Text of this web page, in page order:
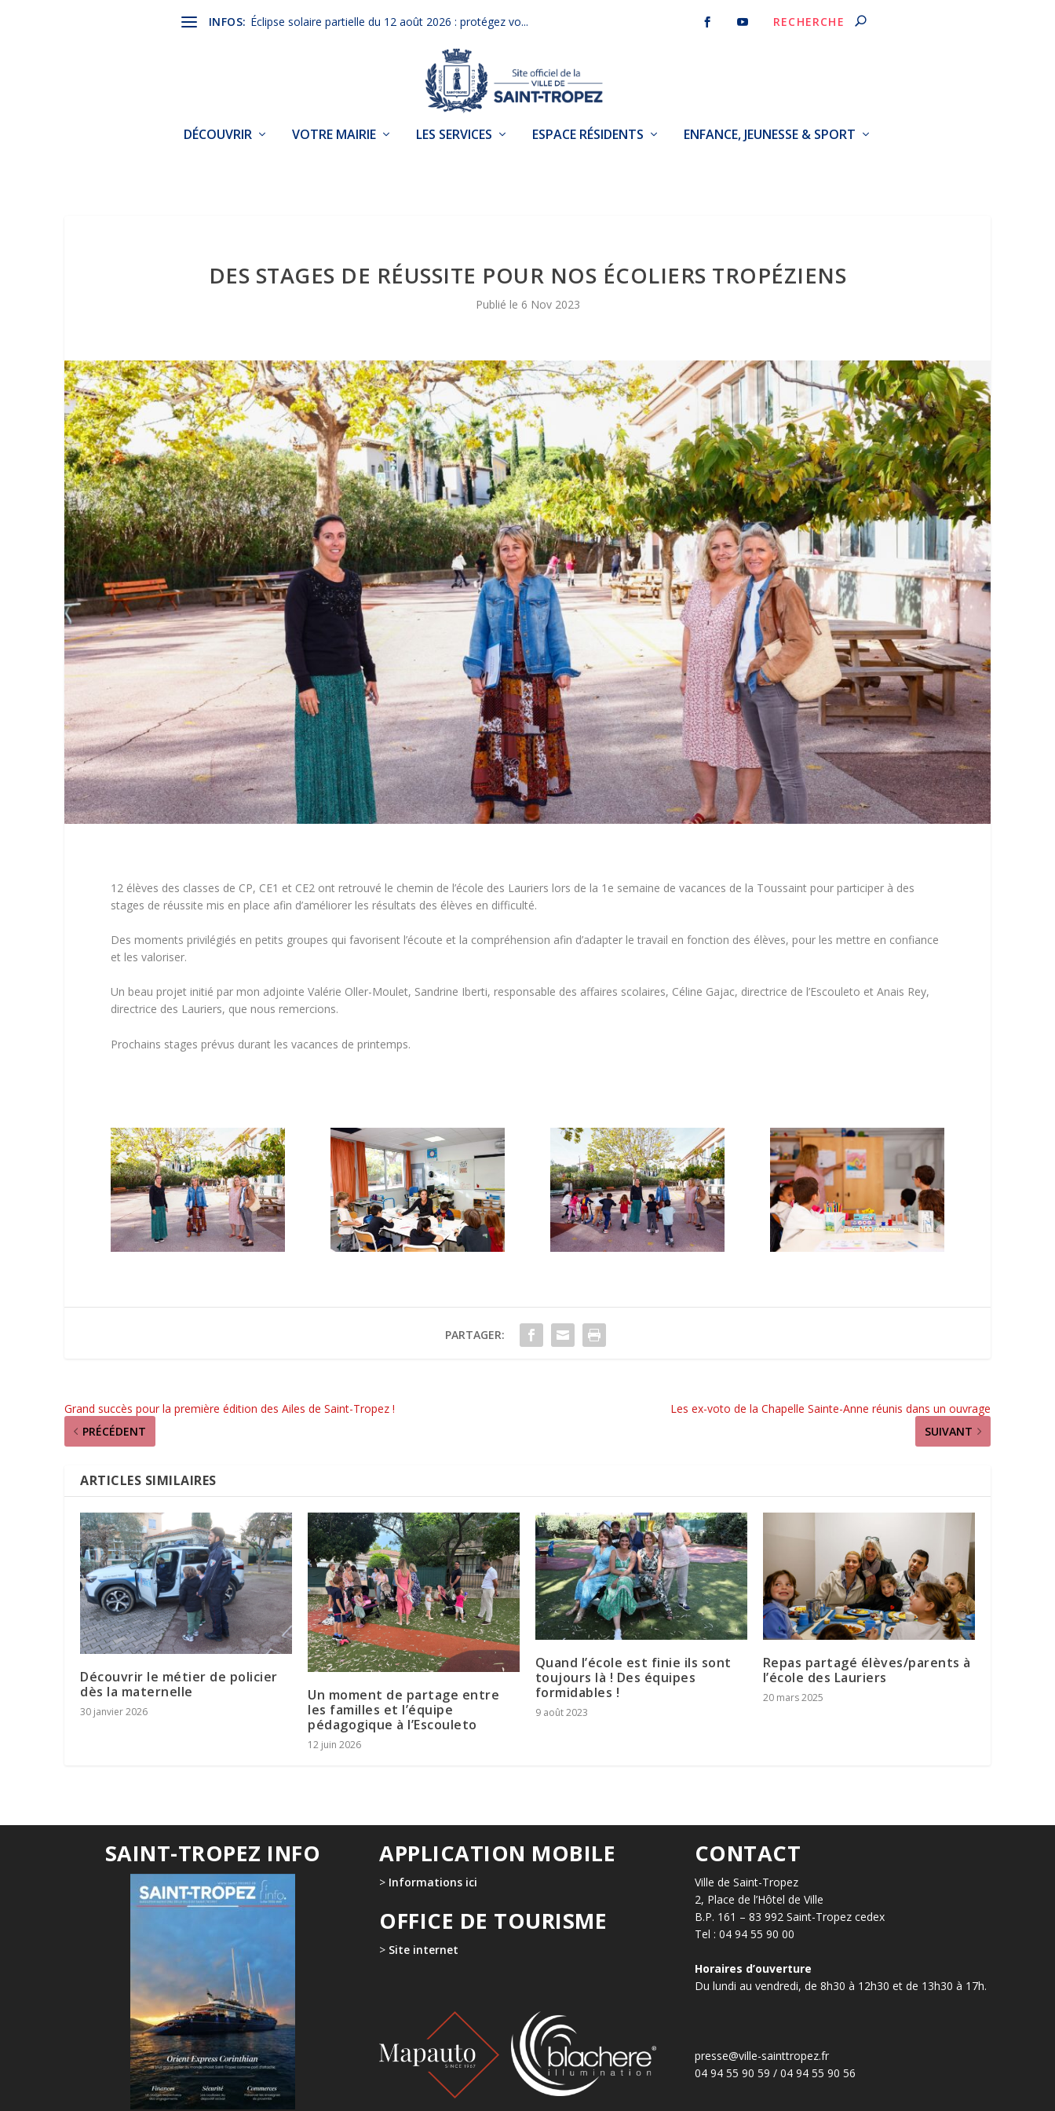
INFOS: Éclipse solaire partielle du 12 août 2026 : protégez vo...
DÉCOUVRIR VOTRE MAIRIE LES SERVICES ESPACE RÉSIDENTS ENFANCE, JEUNESSE & SPORT
DES STAGES DE RÉUSSITE POUR NOS ÉCOLIERS TROPÉZIENS
6 Nov 2023
12 élèves des classes de CP, CE1 et CE2 ont retrouvé le chemin de l’école des Lauriers lors de la 1e semaine de vacances de la Toussaint pour participer à des
stages de réussite mis en place afin d’améliorer les résultats des élèves en difficulté.
Des moments privilégiés en petits groupes qui favorisent l’écoute et la compréhension afin d’adapter le travail en fonction des élèves, pour les mettre en confiance
et les valoriser.
Un beau projet initié par mon adjointe Valérie Oller-Moulet, Sandrine Iberti, responsable des affaires scolaires, Céline Gajac, directrice de l’Escouleto et Anais Rey,
directrice des Lauriers, que nous remercions.
Prochains stages prévus durant les vacances de printemps.
PARTAGER:
Grand succès pour la première édition des Ailes de Saint-Tropez !
PRÉCÉDENT
Les ex-voto de la Chapelle Sainte-Anne réunis dans un ouvrage
SUIVANT
ARTICLES SIMILAIRES
Découvrir le métier de policier
dès la maternelle
30 janvier 2026
Un moment de partage entre
les familles et l’équipe
pédagogique à l’Escouleto
12 juin 2026
Quand l’école est finie ils sont
toujours là ! Des équipes
formidables !
9 août 2023
Repas partagé élèves/parents à
l’école des Lauriers
20 mars 2025
SAINT-TROPEZ INFO APPLICATION MOBILE
> Informations ici
OFFICE DE TOURISME
> Site internet
CONTACT
Ville de Saint-Tropez
2, Place de l’Hôtel de Ville
B.P. 161 – 83 992 Saint-Tropez cedex
Tel : 04 94 55 90 00
Horaires d’ouverture
Du lundi au vendredi, de 8h30 à 12h30 et de 13h30 à 17h.
presse@ville-sainttropez.fr
04 94 55 90 59 / 04 94 55 90 56